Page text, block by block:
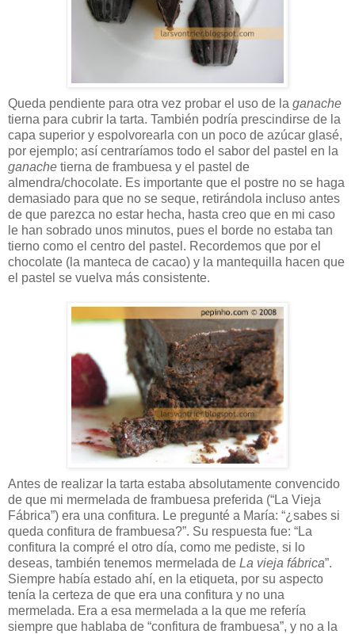
Queda pendiente para otra vez probar el uso de la ganache
tierna para cubrir la tarta. También podría prescindirse de la
capa superior y espolvorearla con un poco de azúcar glasé,
por ejemplo; así centraríamos todo el sabor del pastel en la
ganache tierna de frambuesa y el pastel de
almendra/chocolate. Es importante que el postre no se haga
demasiado para que no se seque, retirándola incluso antes
de que parezca no estar hecha, hasta creo que en mi caso
le han sobrado unos minutos, pues el borde no estaba tan
tierno como el centro del pastel. Recordemos que por el
chocolate (la manteca de cacao) y la mantequilla hacen que
el pastel se vuelva más consistente.
Antes de realizar la tarta estaba absolutamente convencido
de que mi mermelada de frambuesa preferida (“La Vieja
Fábrica”) era una confitura. Le pregunté a María: “¿sabes si
queda confitura de frambuesa?”. Su respuesta fue: “La
confitura la compré el otro día, como me pediste, si lo
deseas, también tenemos mermelada de La vieja fábrica”.
Siempre había estado ahí, en la etiqueta, por su aspecto
tenía la certeza de que era una confitura y no una
mermelada. Era a esa mermelada a la que me refería
siempre que hablaba de “confitura de frambuesa”, y no a la